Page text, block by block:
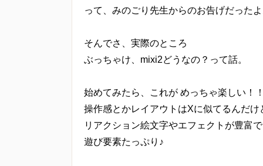
って、みのごり先生からのお告げだったよ
そんでさ、実際のところ
ぶっちゃけ、mixi2どうなの？って話。
始めてみたら、これが めっちゃ楽しい！！
操作感とかレイアウトはXに似てるんだけ
リアクション絵文字やエフェクトが豊富で
遊び要素たっぷり♪